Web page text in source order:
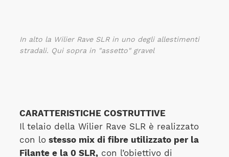
In alto la Wilier Rave SLR in uno degli allestimenti
stradali. Qui sopra in "assetto" gravel
CARATTERISTICHE COSTRUTTIVE
Il telaio della Wilier Rave SLR è realizzato
con lostesso mix di fibre utilizzato per la
Filante e la 0 SLR,con l’obiettivo di